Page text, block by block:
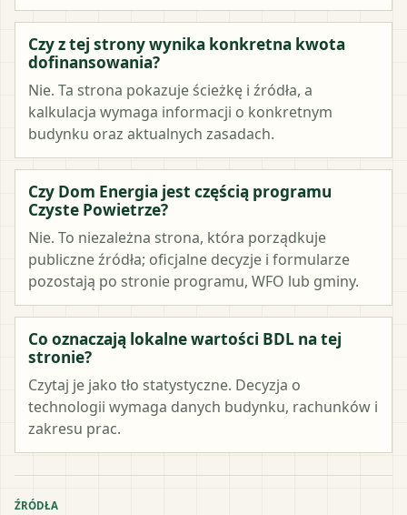
Czy z tej strony wynika konkretna kwota
dofinansowania?
Nie. Ta strona pokazuje ścieżkę i źródła, a
kalkulacja wymaga informacji o konkretnym
budynku oraz aktualnych zasadach.
Czy Dom Energia jest częścią programu
Czyste Powietrze?
Nie. To niezależna strona, która porządkuje
publiczne źródła; oficjalne decyzje i formularze
pozostają po stronie programu, WFO lub gminy.
Co oznaczają lokalne wartości BDL na tej
stronie?
Czytaj je jako tło statystyczne. Decyzja o
technologii wymaga danych budynku, rachunków i
zakresu prac.
ŹRÓDŁA